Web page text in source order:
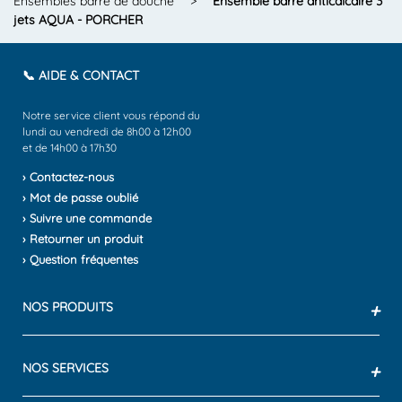
jets AQUA - PORCHER
📞 AIDE & CONTACT
Notre service client vous répond du
lundi au vendredi de 8h00 à 12h00
et de 14h00 à 17h30
› Contactez-nous
› Mot de passe oublié
› Suivre une commande
› Retourner un produit
› Question fréquentes
NOS PRODUITS +
NOS SERVICES +